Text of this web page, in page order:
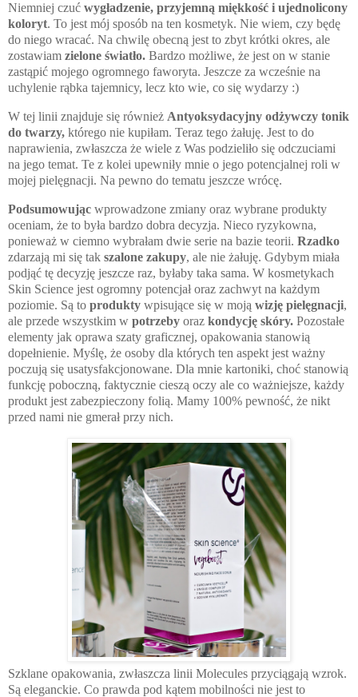
Niemniej czuć wygładzenie, przyjemną miękkość i ujednolicony
koloryt. To jest mój sposób na ten kosmetyk. Nie wiem, czy będę
do niego wracać. Na chwilę obecną jest to zbyt krótki okres, ale
zostawiam zielone światło. Bardzo możliwe, że jest on w stanie
zastąpić mojego ogromnego faworyta. Jeszcze za wcześnie na
uchylenie rąbka tajemnicy, lecz kto wie, co się wydarzy :)
W tej linii znajduje się również Antyoksydacyjny odżywczy tonik
do twarzy, którego nie kupiłam. Teraz tego żałuję. Jest to do
naprawienia, zwłaszcza że wiele z Was podzieliło się odczuciami
na jego temat. Te z kolei upewniły mnie o jego potencjalnej roli w
mojej pielęgnacji. Na pewno do tematu jeszcze wrócę.
Podsumowując wprowadzone zmiany oraz wybrane produkty
oceniam, że to była bardzo dobra decyzja. Nieco ryzykowna,
ponieważ w ciemno wybrałam dwie serie na bazie teorii. Rzadko
zdarzają mi się tak szalone zakupy, ale nie żałuję. Gdybym miała
podjąć tę decyzję jeszcze raz, byłaby taka sama. W kosmetykach
Skin Science jest ogromny potencjał oraz zachwyt na każdym
poziomie. Są to produkty wpisujące się w moją wizję pielęgnacji,
ale przede wszystkim w potrzeby oraz kondycję skóry. Pozostałe
elementy jak oprawa szaty graficznej, opakowania stanowią
dopełnienie. Myślę, że osoby dla których ten aspekt jest ważny
poczują się usatysfakcjonowane. Dla mnie kartoniki, choć stanowią
funkcję poboczną, faktycznie cieszą oczy ale co ważniejsze, każdy
produkt jest zabezpieczony folią. Mamy 100% pewność, że nikt
przed nami nie gmerał przy nich.
Szklane opakowania, zwłaszcza linii Molecules przyciągają wzrok.
Są eleganckie. Co prawda pod kątem mobilności nie jest to